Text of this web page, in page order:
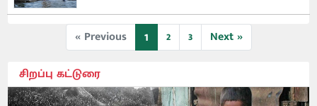
« Previous 1 2 3
Next »
சிறப்பு கட்டுரை